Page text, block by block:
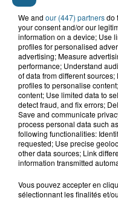
Grand jeu de l'été :
Gagnez
Parc
Gagnez
We and our (447) partnersdo
your consent and/or our
information on a device; Use
profiles for personalised
advertising; Measure
performance; Understand
of data from different
profiles to personalise
content; Use limited data to
detect fraud, and fix errors;
Save and communicate
process personal data such
following functionalities:
requested; Use precise
other data sources; Link
information transmitted
Vous pouvez accepter en
sélectionnant les finalités et/